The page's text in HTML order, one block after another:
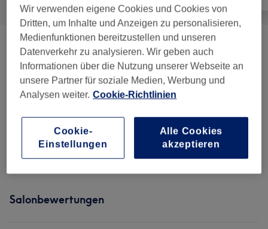
Damen - Haarschnitte & Stylings ( 6) ab 25 €
Damen - Coloration & Farbe &
Foliensträhnen (4
ab 78,50 €
(7)
Salonbewertungen
Wir verwenden eigene Cookies und Cookies von
Dritten, um Inhalte und Anzeigen zu personalisieren,
Medienfunktionen bereitzustellen und unseren
Datenverkehr zu analysieren. Wir geben auch
Informationen über die Nutzung unserer Webseite an
unsere Partner für soziale Medien, Werbung und
Analysen weiter. Cookie-Richtlinien
Cookie-
Einstellungen
Alle Cookies
akzeptieren